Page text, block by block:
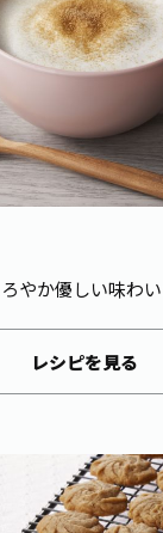
やか優しい味わ
レシピを見る